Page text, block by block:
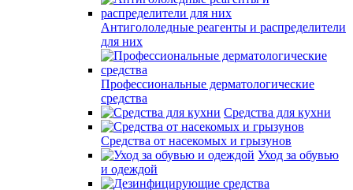
Антигололедные реагенты и распределители
для них
Профессиональные дерматологические
средства
Средства для кухни
Средства от насекомых и грызунов
Уход за обувью
и одеждой